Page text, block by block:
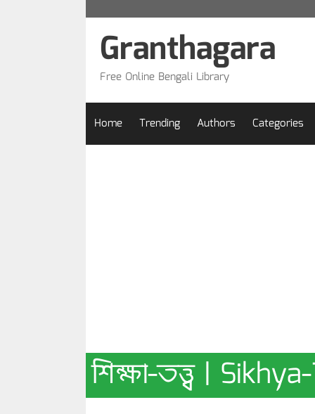
Granthagara
Free Online Bengali Library
Home Trending Authors Categories
শিক্ষা-তত্ত্ব |